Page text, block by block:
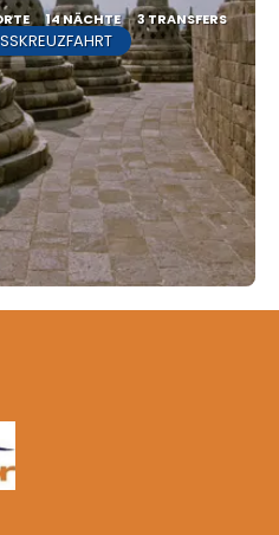
14 NÄCHTE 3 TRANSFERS